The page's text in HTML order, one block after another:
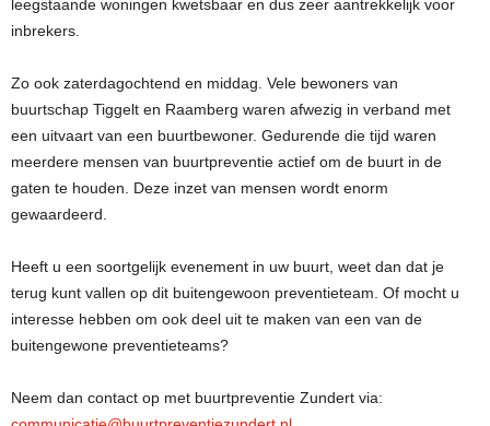
leegstaande woningen kwetsbaar en dus zeer aantrekkelijk voor
inbrekers.
Zo ook zaterdagochtend en middag. Vele bewoners van
buurtschap Tiggelt en Raamberg waren afwezig in verband met
een uitvaart van een buurtbewoner. Gedurende die tijd waren
meerdere mensen van buurtpreventie actief om de buurt in de
gaten te houden. Deze inzet van mensen wordt enorm
gewaardeerd.
Heeft u een soortgelijk evenement in uw buurt, weet dan dat je
terug kunt vallen op dit buitengewoon preventieteam. Of mocht u
interesse hebben om ook deel uit te maken van een van de
buitengewone preventieteams?
Neem dan contact op met buurtpreventie Zundert via: